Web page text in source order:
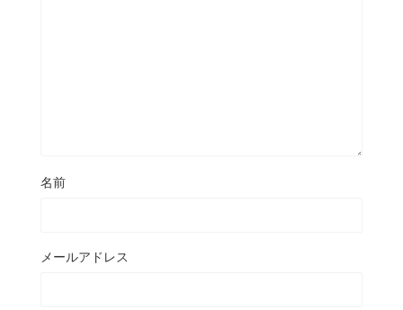
名前
メールアドレス